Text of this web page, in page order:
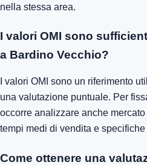
nella stessa area.
I valori OMI sono
a Bardino Vecchio?
I valori OMI sono un riferimento
una valutazione puntuale. Per
occorre analizzare anche
tempi medi di vendita e specifiche
Come ottenere una